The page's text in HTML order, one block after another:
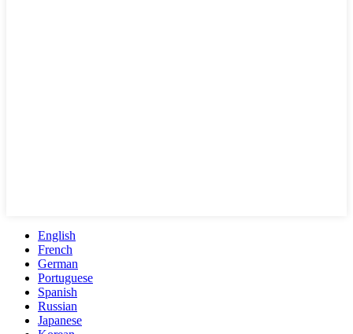
English
French
German
Portuguese
Spanish
Russian
Japanese